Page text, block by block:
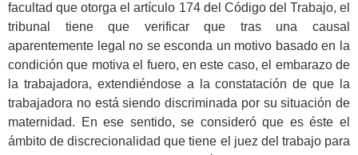
facultad que otorga el artículo 174 del Código del Trabajo, el
tribunal tiene que verificar que tras una causal
aparentemente legal no se esconda un motivo basado en la
condición que motiva el fuero, en este caso, el embarazo de
la trabajadora, extendiéndose a la constatación de que la
trabajadora no está siendo discriminada por su situación de
maternidad. En ese sentido, se consideró que es éste el
ámbito de discrecionalidad que tiene el juez del trabajo para